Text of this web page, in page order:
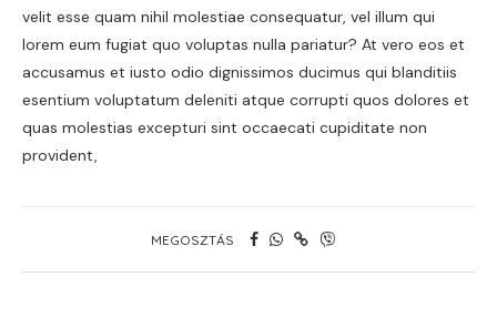
velit esse quam nihil molestiae consequatur, vel illum qui
lorem eum fugiat quo voluptas nulla pariatur? At vero eos et
accusamus et iusto odio dignissimos ducimus qui blanditiis
esentium voluptatum deleniti atque corrupti quos dolores et
quas molestias excepturi sint occaecati cupiditate non
provident,
MEGOSZTÁS